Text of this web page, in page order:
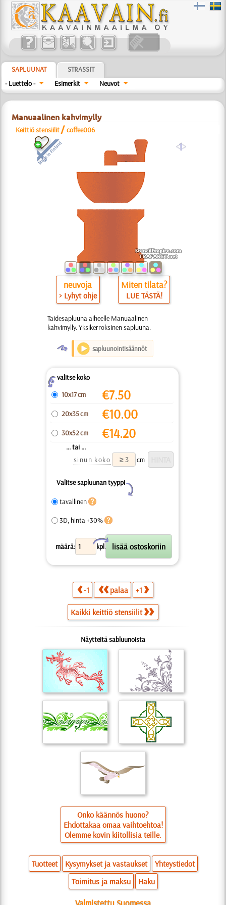
SAPLUUNAT
STRASSIT
- Luettelo -
Esimerkit Neuvot
Manuaalinen kahvimylly
Keittiö stensiilit /coffee006
a
neuvoja
> Lyhyt ohje
Miten tilata?
LUE TÄSTÄ!
Taidesapluuna aiheelle Manuaalinen
kahvimylly. Yksikerroksinen sapluuna.
O sapluunointisäännöt
Zvalitse koko
10x17 cm
€7.50
20x35 cm €10.00
30x52 cm €14.20
... tai ...
sinun koko
cm
Valitse sapluunan tyyppi
Y
tavallinen
3D, hinta +30%
määrä: kpl.
X
-1 palaa +1
Kaikki keittiö stensiilit
Näytteitä sabluunoista
Onko käännös huono?
Ehdottakaa omaa vaihtoehtoa!
Olemme kovin kiitollisia teille.
Tuotteet Kysymykset ja vastaukset
Yhteystiedot
Toimitus ja maksu
Haku
Valmistettu Suomessa